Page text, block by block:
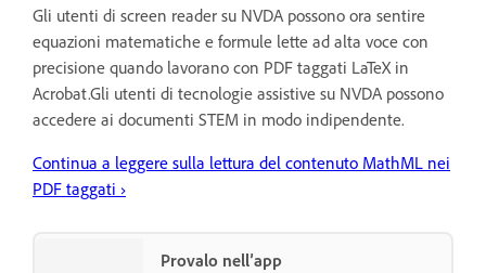
Gli utenti di screen reader su NVDA possono ora sentire
equazioni matematiche e formule lette ad alta voce con
precisione quando lavorano con PDF taggati LaTeX in
Acrobat.Gli utenti di tecnologie assistive su NVDA possono
accedere ai documenti STEM in modo indipendente.
Continua a leggere sulla lettura del contenuto MathML nei
PDF taggati ›
Provalo nell’app